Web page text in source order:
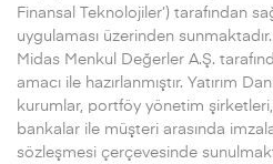
Finansal Teknolojiler’) tarafından
uygulaması üzerinden
Midas Menkul Değerler A.Ş.
amacı ile hazırlanmıştır. Yatırım
kurumlar, portföy yönetim
bankalar ile müşteri arasında
sözleşmesi çerçevesinde